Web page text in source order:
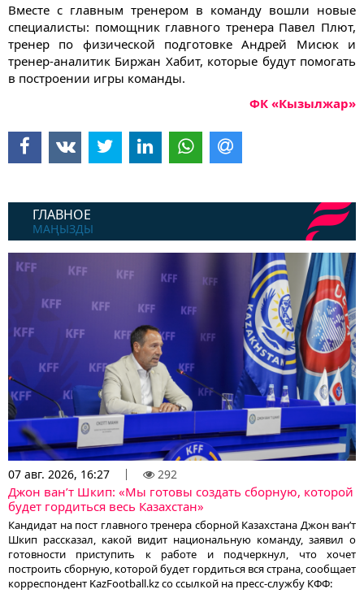
ГЛАВНОЕ
МАҢЫЗДЫ
07 авг. 2026, 16:27 292
Джон ван’т Шкип: «Мы готовы создать сборную, которой
будет гордиться весь Казахстан»
Кандидат на пост главного тренера сборной Казахстана Джон ван’т
Шкип рассказал, какой видит национальную команду, заявил о
готовности приступить к работе и подчеркнул, что хочет
построить сборную, которой будет гордиться вся страна, сообщает
корреспондент KazFootball.kz со ссылкой на пресс-службу КФФ:
Вместе с главным тренером в команду вошли новые
специалисты: помощник главного тренера Павел Плют,
тренер по физической подготовке Андрей Мисюк и
тренер-аналитик Биржан Хабит, которые будут помогать
в построении игры команды.
ФК «Кызылжар»